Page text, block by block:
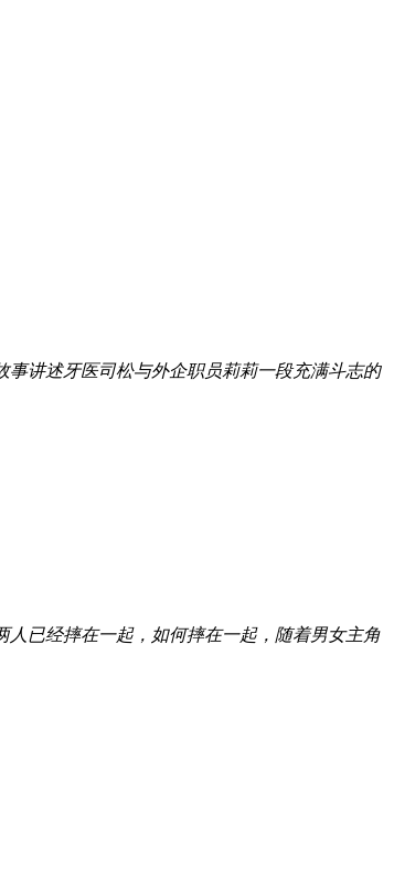
讲述牙医司松与外企职员莉莉一段充满斗志的
已经摔在一起，如何摔在一起，随着男女主角